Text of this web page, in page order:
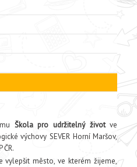
Škola pro udržitelný životve
výchovy SEVER Horní Maršov,
město, ve kterém žijeme,